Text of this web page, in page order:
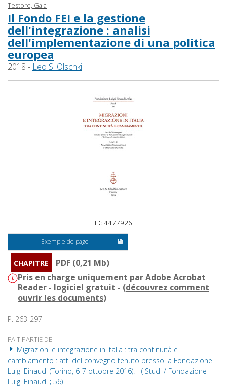
Testore, Gaia
Il Fondo FEI e la gestione
dell'integrazione : analisi
dell'implementazione di una politica
europea
2018 - Leo S. Olschki
ID: 4477926
Exemple de page
CHAPITRE
PDF (0,21 Mb)
Pris en charge uniquement par Adobe Acrobat
Reader - logiciel gratuit - (découvrez comment
ouvrir les documents)
P. 263-297
FAIT PARTIE DE
Migrazioni e integrazione in Italia : tra continuità e
cambiamento : atti del convegno tenuto presso la Fondazione
Luigi Einaudi (Torino, 6-7 ottobre 2016). - ( Studi / Fondazione
Luigi Einaudi ; 56)